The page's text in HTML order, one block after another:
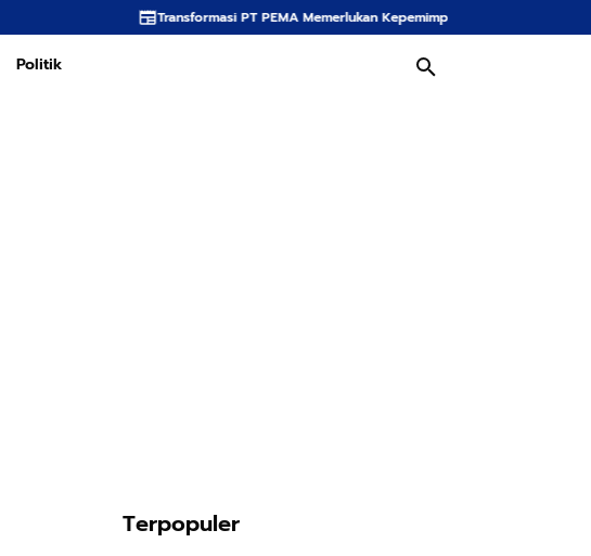
Transformasi PT PEMA Memerlukan Kepemimpinan Strategis, Dr. Said Mulyadi Dinilai
Politik
Terpopuler